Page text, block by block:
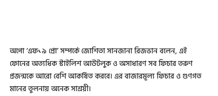
অপো ‘এফ১৯ প্রো’ সম্পর্কে জোশিতা সানজানা রিজভান বলেন, এই
ফোনের অত্যধিক স্টাইলিশ আউটলুক ও অসাধারণ সব ফিচার তরুণ
প্রজন্মকে আরো বেশি আকর্ষিত করবে। এর বাজারমূল্য ফিচার ও গুণগত
মানের তুলনায় অনেক সাশ্রয়ী।